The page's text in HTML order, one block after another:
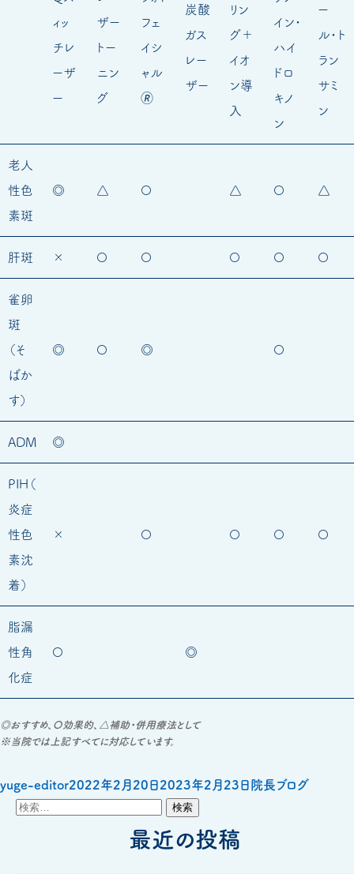
ィッ
チレ
ーザ
ー
ザー
トー
ニン
グ
フェ
イシ
ャル
🄬
炭酸
ガス
レー
ザー
リン
グ＋
イオ
ン導
入
イン・
ハイ
ドロ
キノ
ン
ー
ル・ト
ラン
サミ
ン
老人
性色
素斑
◎ △ 〇 △ 〇 △
肝斑 × 〇 〇 〇 〇 〇
雀卵
斑
（そ
ばか
す）
◎ 〇 ◎ 〇
ADM ◎
PIH（
炎症
性色
素沈
着）
× 〇 〇 〇 〇
脂漏
性角
化症
〇 ◎
◎おすすめ、〇効果的、△補助・併用療法として
※当院では上記すべてに対応しています。
投
yuge-editor投
2022年2月20日2023年2月23日カ
院長ブログ
検
最近の投稿